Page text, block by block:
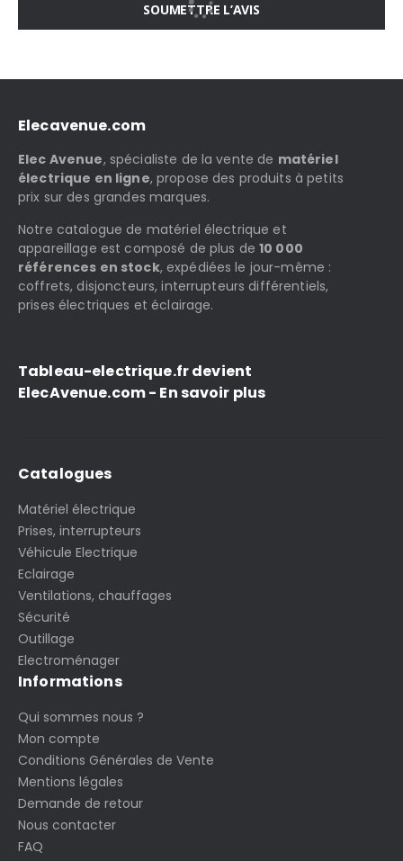
SOUMETTRE L’AVIS
Elecavenue.com
Elec Avenue, spécialiste de la vente de matériel
électrique en ligne, propose des produits à petits
prix sur des grandes marques.
Notre catalogue de matériel électrique et
appareillage est composé de plus de10 000
références en stock, expédiées le jour-même :
coffrets, disjoncteurs, interrupteurs différentiels,
prises électriques et éclairage.
Tableau-electrique.fr devient
ElecAvenue.com - En savoir plus
Catalogues
Matériel électrique
Prises, interrupteurs
Véhicule Electrique
Eclairage
Ventilations, chauffages
Sécurité
Outillage
Electroménager
Informations
Qui sommes nous ?
Mon compte
Conditions Générales de Vente
Mentions légales
Demande de retour
Nous contacter
FAQ